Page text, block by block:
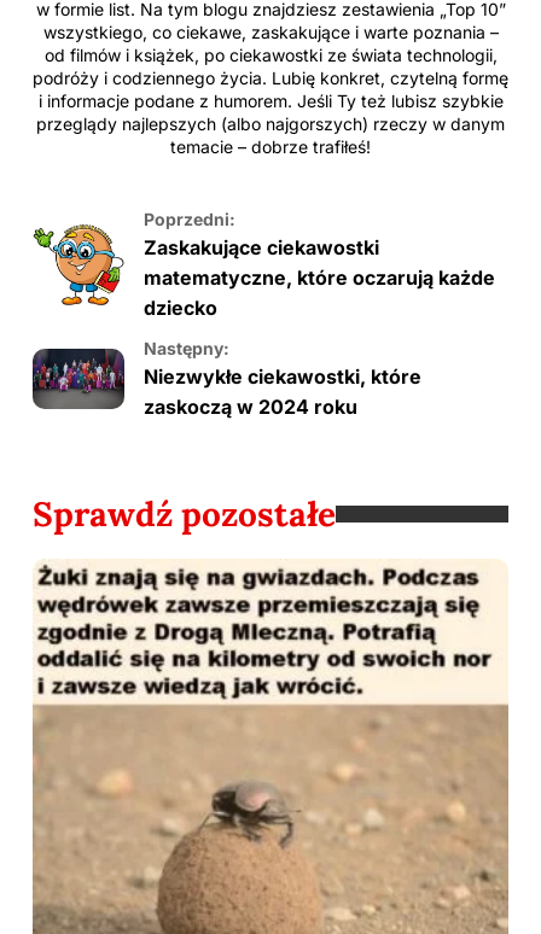
w formie list. Na tym blogu znajdziesz zestawienia „Top 10”
wszystkiego, co ciekawe, zaskakujące i warte poznania –
od filmów i książek, po ciekawostki ze świata technologii,
podróży i codziennego życia. Lubię konkret, czytelną formę
i informacje podane z humorem. Jeśli Ty też lubisz szybkie
przeglądy najlepszych (albo najgorszych) rzeczy w danym
temacie – dobrze trafiłeś!
Poprzedni:
Zaskakujące ciekawostki
matematyczne, które oczarują każde
dziecko
Następny:
Niezwykłe ciekawostki, które
zaskoczą w 2024 roku
Sprawdź pozostałe